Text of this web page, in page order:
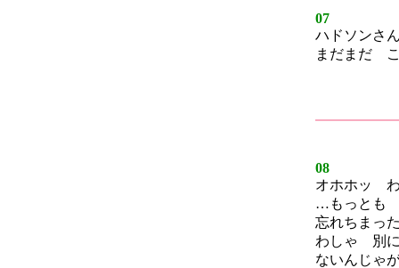
07
ハドソンさ
まだまだ
08
オホホッ わ
…もっとも
忘れちまっ
わしゃ 別に
ないんじゃ